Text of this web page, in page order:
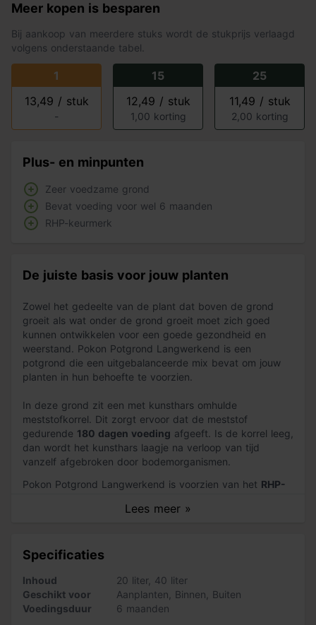
Meer kopen is besparen
Bij aankoop van meerdere stuks wordt de stukprijs verlaagd
volgens onderstaande tabel.
1
13,49 / stuk
-
15
12,49 / stuk
1,00 korting
25
11,49 / stuk
2,00 korting
Plus- en minpunten
Zeer voedzame grond
Bevat voeding voor wel 6 maanden
RHP-keurmerk
De juiste basis voor jouw planten
Zowel het gedeelte van de plant dat boven de grond
groeit als wat onder de grond groeit moet zich goed
kunnen ontwikkelen voor een goede gezondheid en
weerstand. Pokon Potgrond Langwerkend is een
potgrond die een uitgebalanceerde mix bevat om jouw
planten in hun behoefte te voorzien.
In deze grond zit een met kunsthars omhulde
meststofkorrel. Dit zorgt ervoor dat de meststof
gedurende 180 dagen voeding afgeeft. Is de korrel leeg,
dan wordt het kunsthars laagje na verloop van tijd
vanzelf afgebroken door bodemorganismen.
Lees meer »
Pokon Potgrond Langwerkend is voorzien van het RHP-
garandeert dat de potgrondkwalitatief hoogwaardig is
Direct aan de slag met Pokon Potgrond
Langwerkend
Deze potgrond bestaat uit de volgende
Specificaties
Inhoud 20 liter, 40 liter
Geschikt voor
Aanplanten Binnen
Buiten
Voedingsduur
6 maanden